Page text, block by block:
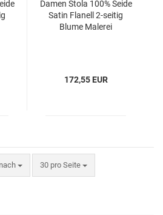
Damen Stola 100% Seide
Satin Flanell 2-seitig
Blume Malerei
172,55 EUR
30 pro Seite